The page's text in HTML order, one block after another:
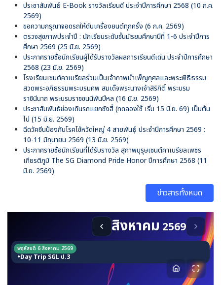
ประชาสัมพันธ์ E-Book รางวัลเรียนดี ประจำปีการศึกษา 2568 (10 ก.ค.
2569)
ขอความกรุณาจอดรถให้ดับเครื่องยนต์ทุกครั้ง (6 ก.ค. 2569)
ตรวจสุขภาพประจำปี : นักเรียนระดับชั้นมัธยมศึกษาปีที่ 1-6 ประจำปีการ
ศึกษา 2569 (25 มิ.ย. 2569)
ประกาศรายชื่อนักเรียนผู้ได้รับรางวัลผลการเรียนดีเด่น ประจำปีการศึกษา
2568 (23 มิ.ย. 2569)
โรงเรียนเซนต์คาเบรียลร่วมเป็นเจ้าภาพบำเพ็ญกุศลและพระพิธีธรรม
สวดพระอภิธรรมพระบรมศพ สมเด็จพระนางเจ้าสิริกิติ์ พระบรม
ราชินีนาถ พระบรมราชชนนีพันปีหล (16 มิ.ย. 2569)
ประชาสัมพันธ์ช่องเดินรถแยกซังฮี้ (ทดลองใช้ เริ่ม 15 มิ.ย. 69) เป็นต้น
ไป (15 มิ.ย. 2569)
ฉีดวัคซีนป้องกันโรคไข้หวัดใหญ่ 4 สายพันธุ์ ประจำปีการศึกษา 2569 :
10-11 มิถุนายน 2569 (13 มิ.ย. 2569)
ประกาศรายชื่อนักเรียนที่ได้รับรางวัล สุภาพบุรุษเซนต์คาเบรียลเพชร
เกียรติภูมิ The SG Diamond Pride Honor ปีการศึกษา 2568 (11
มิ.ย. 2569)
ข่าวสารทั้งหมด